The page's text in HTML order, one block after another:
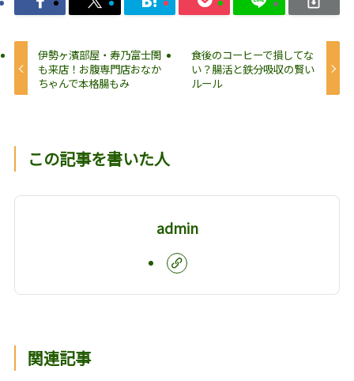
伊勢ヶ濱部屋・寿乃富士関
も来店！お腹専門店おなか
ちゃんで本格腸もみ
食後のコーヒーで損してな
い？腸活と鉄分吸収の賢い
ルール
この記事を書いた人
admin
関連記事